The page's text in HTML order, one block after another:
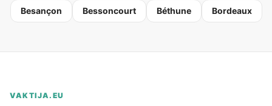
Besançon Bessoncourt Béthune Bordeaux
VAKTIJA.EU